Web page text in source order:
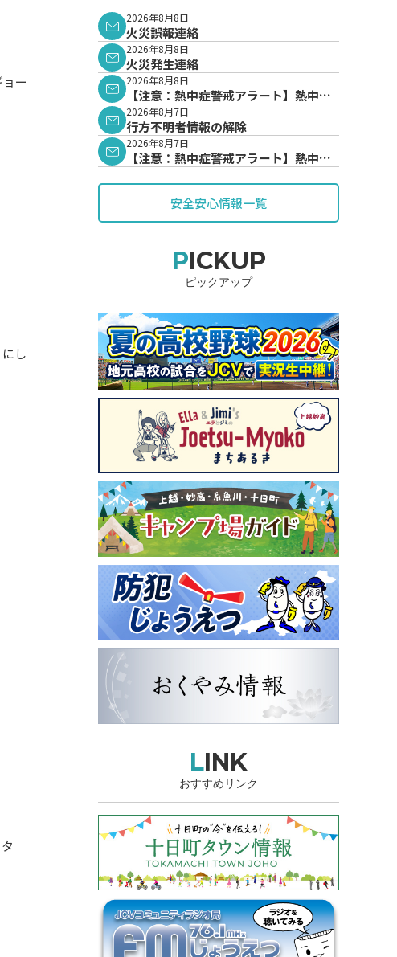
ー
し
2026年8月8日
火災誤報連絡
2026年8月8日
火災発生連絡
2026年8月8日
【注意：熱中症警戒アラート】熱中症
警戒アラートが発表されています。
2026年8月7日
行方不明者情報の解除
2026年8月7日
【注意：熱中症警戒アラート】熱中症
安全安心情報一覧
PICKUP
ピックアップ
LINK
おすすめリンク